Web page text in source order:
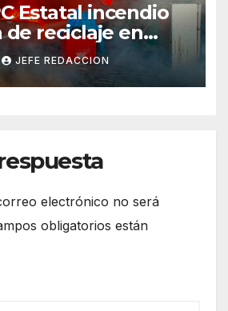
Estatal incendio
de reciclaje en
JEFE REDACCION
electrónico no será
obligatorios están